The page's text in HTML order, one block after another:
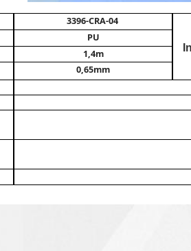
3396-CRA-04
PU
1,4m
0,65mm